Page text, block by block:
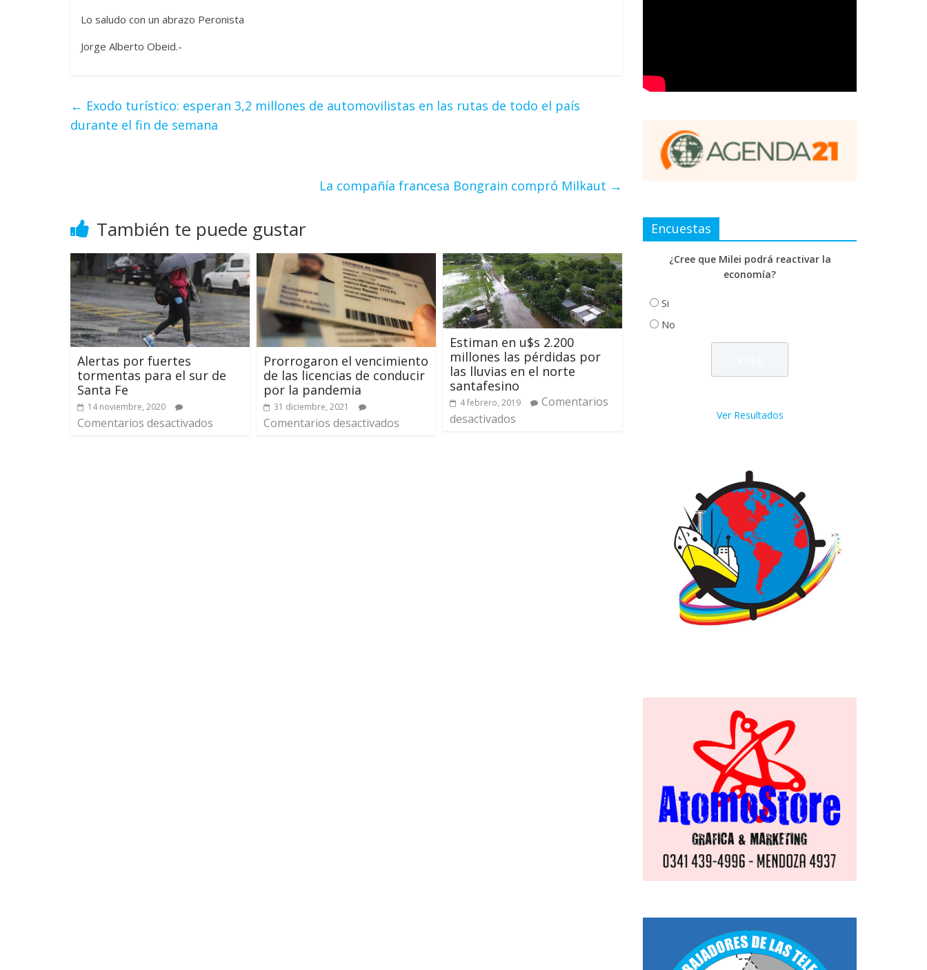
Lo saludo con un abrazo Peronista
Jorge Alberto Obeid.-
← Exodo turístico: esperan 3,2 millones de automovilistas en las rutas de todo el país
durante el fin de semana
La compañía francesa Bongrain compró Milkaut →
También te puede gustar
Alertas por fuertes
tormentas para el sur de
Santa Fe
14 noviembre, 2020
Comentarios desactivados
Prorrogaron el vencimiento
de las licencias de conducir
por la pandemia
31 diciembre, 2021
Comentarios desactivados
Estiman en u$s 2.200
millones las pérdidas por
las lluvias en el norte
santafesino
4 febrero, 2019
Comentarios
desactivados
Encuestas
¿Cree que Milei podrá reactivar la
economía?
Si
No
Ver Resultados